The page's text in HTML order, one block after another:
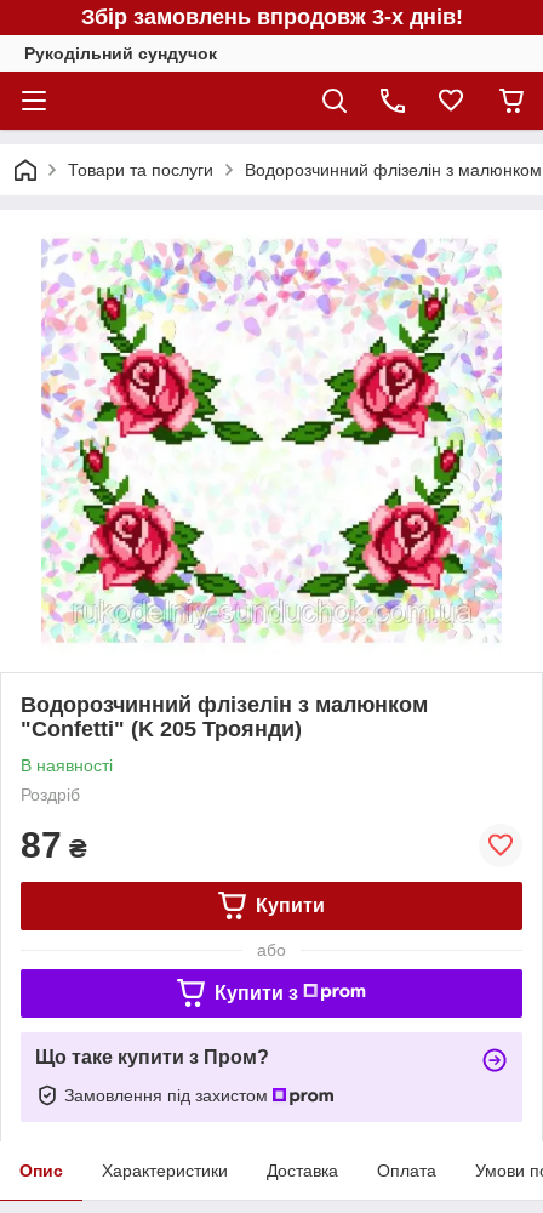
Збір замовлень впродовж 3-х днів!
Рукодільний сундучок
Товари та послуги Водорозчинний флізелін з
Водорозчинний флізелін з малюнком
"Confetti" (K 205 Троянди)
В наявності
Роздріб
87 ₴
Купити
або
Купити з
Що таке купити з Пром?
Замовлення під захистом
Опис Характеристики Доставка Оплата Умови